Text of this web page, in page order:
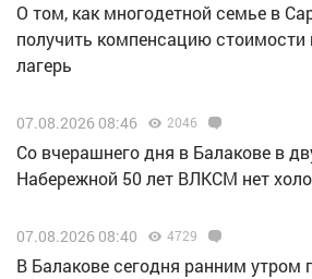
О том, как многодетной семье в
получить компенсацию стоимости
лагерь
07.08.2026 08:46 2046
Со вчерашнего дня в Балакове в
Набережной 50 лет ВЛКСМ нет
07.08.2026 08:40 4729
В Балакове сегодня ранним утром